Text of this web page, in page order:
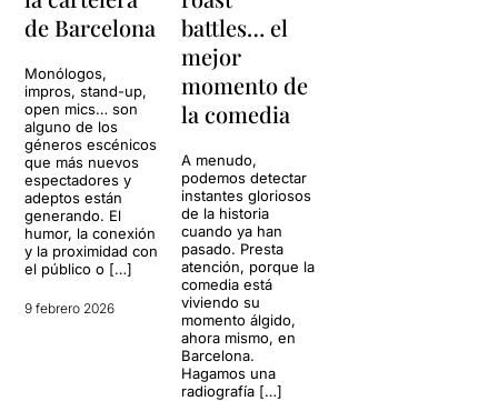
de Barcelona
Monólogos,
impros, stand-up,
open mics… son
alguno de los
géneros escénicos
que más nuevos
espectadores y
adeptos están
generando. El
humor, la conexión
y la proximidad con
el público o […]
9 febrero 2026
battles… el
mejor
momento de
la comedia
A menudo,
podemos detectar
instantes gloriosos
de la historia
cuando ya han
pasado. Presta
atención, porque la
comedia está
viviendo su
momento álgido,
ahora mismo, en
Barcelona.
Hagamos una
radiografía […]